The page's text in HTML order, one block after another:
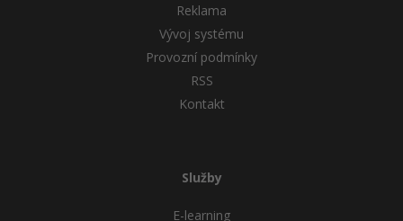
Reklama
Vývoj systému
Provozní podmínky
RSS
Kontakt
Služby
E-learning